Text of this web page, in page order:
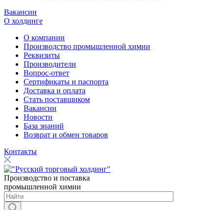
Вакансии
О холдинге
О компании
Производство промышленной химии
Реквизиты
Производители
Вопрос-ответ
Сертификаты и паспорта
Доставка и оплата
Стать поставщиком
Вакансии
Новости
База знаний
Возврат и обмен товаров
Контакты
Производство и поставка
промышленной химии